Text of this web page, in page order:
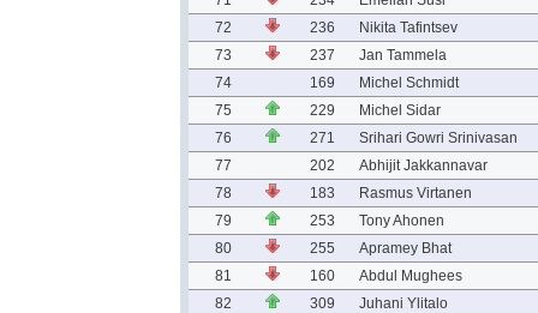
72
236
Nikita Tafintsev
73
237
Jan Tammela
74
169
Michel Schmidt
75
229
Michel Sidar
76
271
Srihari Gowri Srinivasan
77
202
Abhijit Jakkannavar
78
183
Rasmus Virtanen
79
253
Tony Ahonen
80
255
Apramey Bhat
81
160
Abdul Mughees
82
309
Juhani Ylitalo